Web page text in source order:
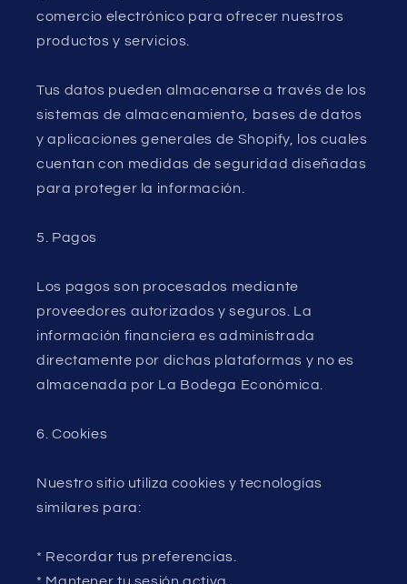
comercio electrónico para ofrecer nuestros
productos y servicios.
Tus datos pueden almacenarse a través de los
sistemas de almacenamiento, bases de datos
y aplicaciones generales de Shopify, los cuales
cuentan con medidas de seguridad diseñadas
para proteger la información.
5. Pagos
Los pagos son procesados mediante
proveedores autorizados y seguros. La
información financiera es administrada
directamente por dichas plataformas y no es
almacenada por La Bodega Económica.
6. Cookies
Nuestro sitio utiliza cookies y tecnologías
similares para:
* Recordar tus preferencias.